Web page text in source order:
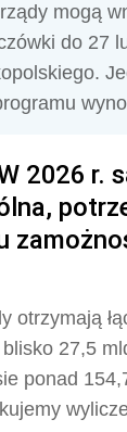
mogą
do 27
2026 r.
otrzymają
blisko 27,5
ponad